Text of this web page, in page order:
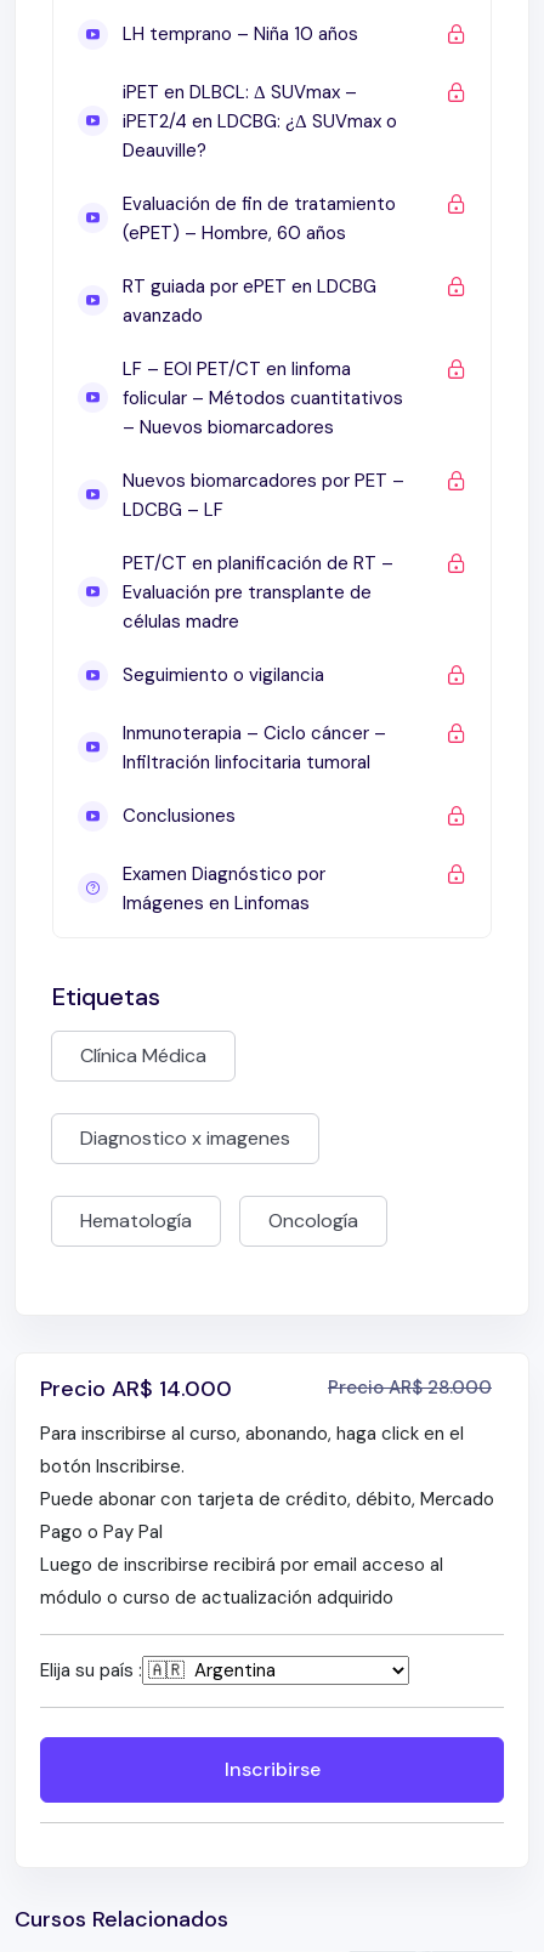
LH – qPET
LDCBG
LF – TMTV predictor temprano de SLP en
linfoma folicular
TLG (total lesion glycolisis)
PET/CT en planificación de radioterapia
Evaluación pre transplante de células madre
LH: PET pre TACM
LDCBG: PET pre TACM
FDG PET/CT pre transplante
Seguimiento o vigilancia
Ciclo cáncer – Inmmunidad
Infiltración linfocitaria tumoral
Inmunoterapia
LYRIC: respuesta indeterminada (IR)
PET e inhibidores de puesto de control
LH temprano – Niña 10 años
iPET en DLBCL: Δ SUVmax –
iPET2/4 en LDCBG: ¿Δ SUVmax o
Deauville?
Evaluación de fin de tratamiento
(ePET) – Hombre, 60 años
RT guiada por ePET en LDCBG
avanzado
LF – EOI PET/CT en linfoma
folicular – Métodos cuantitativos
– Nuevos biomarcadores
Nuevos biomarcadores por PET –
LDCBG – LF
PET/CT en planificación de RT –
Evaluación pre transplante de
células madre
Seguimiento o vigilancia
Inmunoterapia – Ciclo cáncer –
Infiltración linfocitaria tumoral
Conclusiones
Examen Diagnóstico por
Imágenes en Linfomas
Etiquetas
Clínica Médica
Diagnostico x imagenes
Hematología Oncología
Precio AR$ 14.000 PrecioAR$28.000
Para inscribirse al curso, abonando, haga click en el
botón Inscribirse.
Puede abonar con tarjeta de crédito, débito, Mercado
Pago o Pay Pal
Luego de inscribirse recibirá por email acceso al
módulo o curso de actualización adquirido
Elija su país :
Inscribirse
Cursos Relacionados